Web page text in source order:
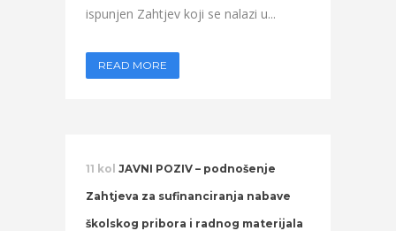
ispunjen Zahtjev koji se nalazi u...
READ MORE
11 kol JAVNI POZIV – podnošenje
Zahtjeva za sufinanciranja nabave
školskog pribora i radnog materijala